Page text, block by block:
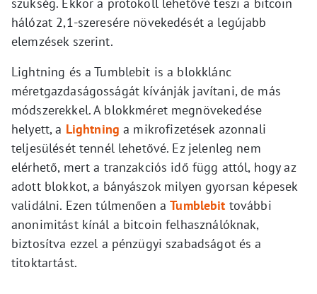
szükség. Ekkor a protokoll lehetővé teszi a bitcoin
hálózat 2,1-szeresére növekedését a legújabb
elemzések szerint.
Lightning és a Tumblebit is a blokklánc
méretgazdaságosságát kívánják javítani, de más
módszerekkel. A blokkméret megnövekedése
helyett, a Lightning a mikrofizetések azonnali
teljesülését tennél lehetővé. Ez jelenleg nem
elérhető, mert a tranzakciós idő függ attól, hogy az
adott blokkot, a bányászok milyen gyorsan képesek
validálni. Ezen túlmenően aTumblebit további
anonimitást kínál a bitcoin felhasználóknak,
biztosítva ezzel a pénzügyi szabadságot és a
titoktartást.